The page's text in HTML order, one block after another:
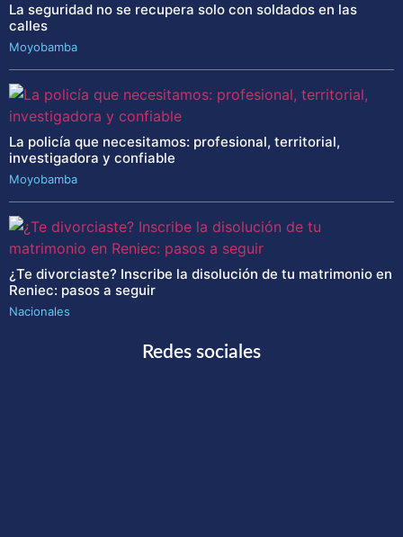
La seguridad no se recupera solo con soldados en las
calles
Moyobamba
La policía que necesitamos: profesional, territorial,
investigadora y confiable
Moyobamba
¿Te divorciaste? Inscribe la disolución de tu matrimonio en
Reniec: pasos a seguir
Nacionales
Redes sociales